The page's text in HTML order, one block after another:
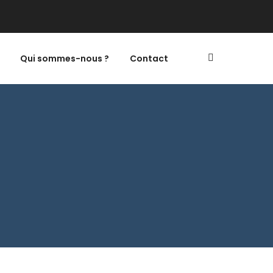
Qui sommes-nous ? Contact